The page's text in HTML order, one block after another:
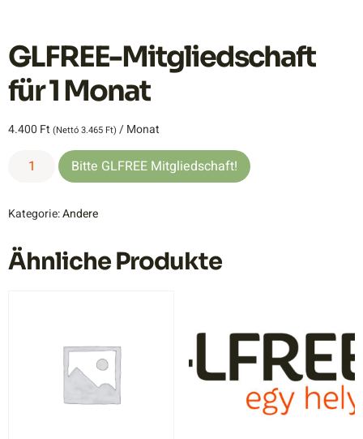
GLFREE-Mitgliedschaft
für 1 Monat
4.400 Ft (Nettó3.465 Ft) / Monat
Bitte GLFREE Mitgliedschaft!
Kategorie:Andere
Ähnliche Produkte